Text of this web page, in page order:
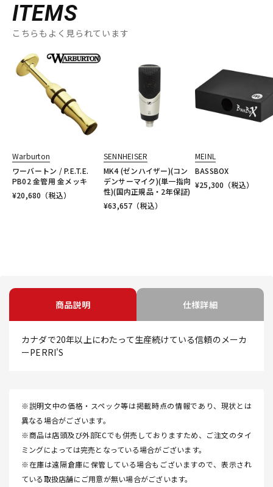
ITEMS
こちらもよく見られています
Warburton
ワーバートン / P.E.T.E.
PB02 金管用 金メッキ
¥20,680 （税込）
SENNHEISER
MK4 (ゼンハイザー)(コン
デンサーマイク)(単一指向
性)(国内正規品・2年保証)
¥63,657 （税込）
MEINL
BASSBOX
¥25,300 （税込）
商品説明 仕様詳細
カナダで20年以上にわたって生産続けている信頼のメーカ
ーPERRI'S
※説明文中の価格・スペック等は掲載時点の情報であり、現状とは
異なる場合がございます。
※商品は店頭及び外部ECでも併売しておりますため、ご注文のタイ
ミングによっては完売となっている場合がございます。
※在庫は遠隔倉庫に保管している場合もございますので、表示され
ている取扱店舗にご用意が無い場合がございます。